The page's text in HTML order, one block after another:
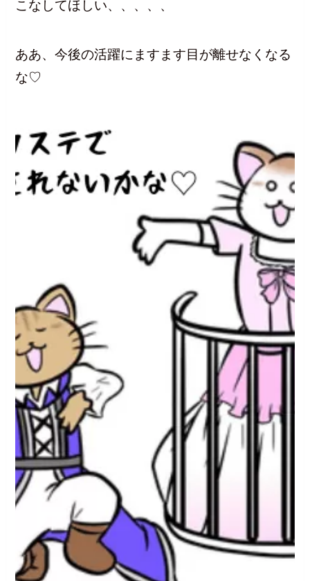
こなしてほしい、、、、、
ああ、今後の活躍にますます目が離せなくなる
な♡